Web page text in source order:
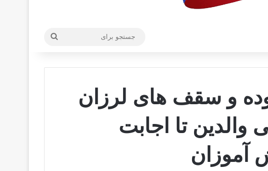
و سقف های لرزان
تا اجابت
آموزان